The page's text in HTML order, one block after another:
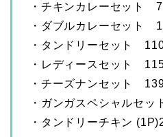
・チキンカレーセット
・ダブルカレーセット
・タンドリーセット
・レディースセット
・チーズナンセット
・ガンガスペシャルセ
・タンドリーチキン